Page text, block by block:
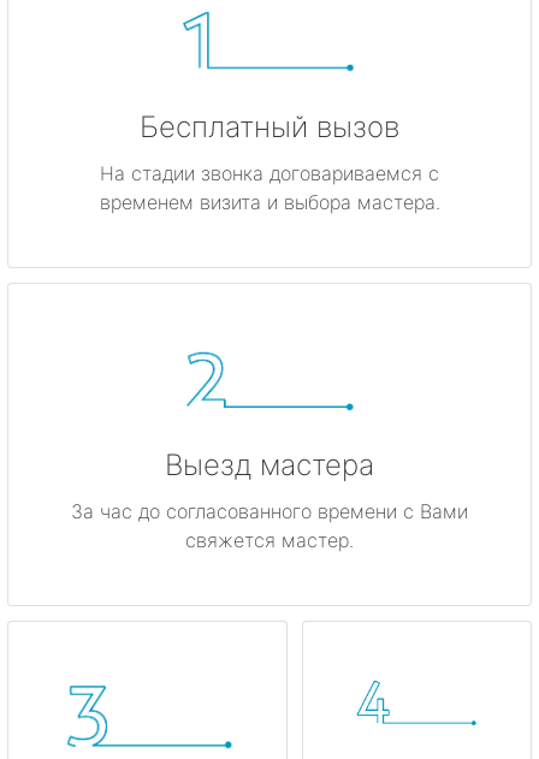
Бесплатный вызов
На стадии звонка договариваемся с
временем визита и выбора мастера.
Выезд мастера
За час до согласованного времени с Вами
свяжется мастер.